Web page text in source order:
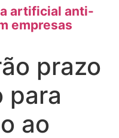
artificial anti-
empresas
prazo
para
ao